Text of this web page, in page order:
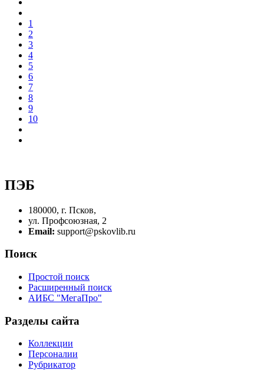
1
2
3
4
5
6
7
8
9
10
ПЭБ
180000, г. Псков,
ул. Профсоюзная, 2
Email: support@pskovlib.ru
Поиск
Простой поиск
Расширенный поиск
АИБС "МегаПро"
Разделы сайта
Коллекции
Персоналии
Рубрикатор